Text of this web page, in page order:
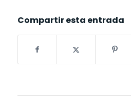
Compartir esta entrada